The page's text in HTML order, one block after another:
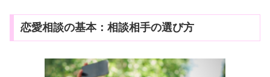
恋愛相談の基本：相談相手の選び方